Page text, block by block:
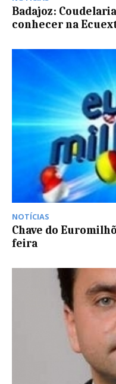
Badajoz:
conhecer na
NOTÍCIAS
Chave do
feira